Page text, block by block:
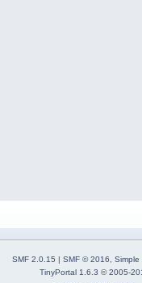
SMF 2.0.15 | SMF © 2016
Simple
TinyPortal 1.6.3 ©2005-